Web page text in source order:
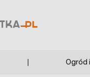
Ogród